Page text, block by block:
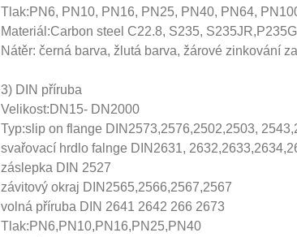
Tlak:PN6, PN10, PN16, PN25, PN40, PN64,
Materiál:Carbon steel C22.8, S235, S235JR,
Nátěr: černá barva, žlutá barva, žárové zinkování
3) DIN příruba
Velikost:DN15- DN2000
Typ:slip on flange DIN2573,2576,2502,2503,
svařovací hrdlo falnge DIN2631,
záslepka DIN 2527
závitový okraj DIN2565,2566,2567,2567
volná příruba DIN 2641 2642 266 2673
Tlak:PN6,PN10,PN16,PN25,PN40